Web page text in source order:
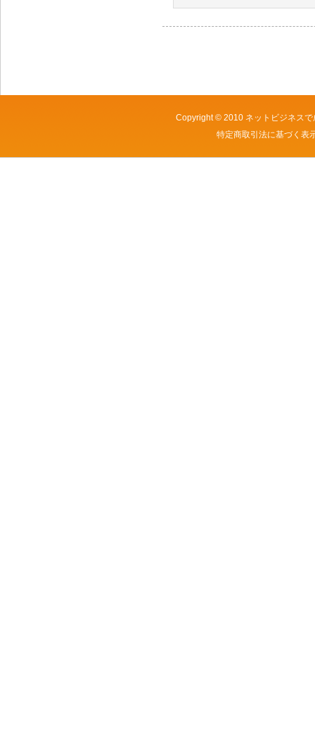
Copyright © 2010 ネットビジネス
特定商取引法に基づく表